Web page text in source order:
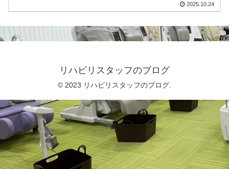
2025.10.24
リハビリスタッフのブログ
© 2023 リハビリスタッフのブログ.